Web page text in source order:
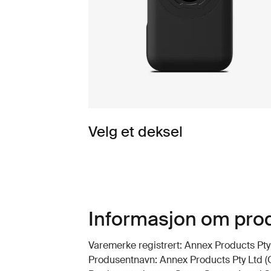
Velg et deksel
Informasjon om
Varemerke registrert: Annex Products
Produsentnavn: Annex Products Pty Ltd